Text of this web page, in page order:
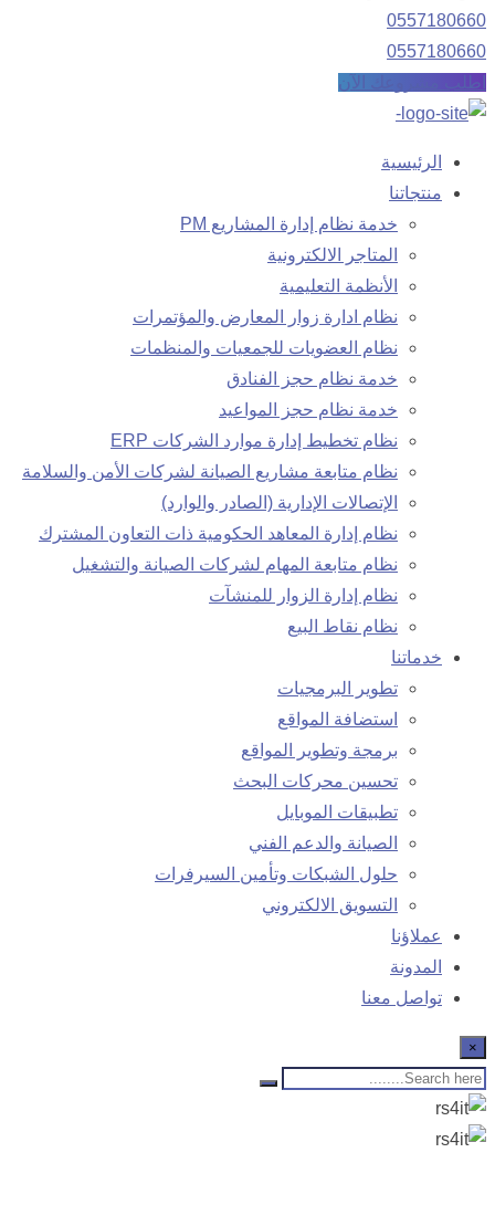
0557180660
0557180660
اطلب مشروعك الآن
الرئيسية
منتجاتنا
خدمة نظام إدارة المشاريع PM
المتاجر الالكترونية
الأنظمة التعليمية
نظام ادارة زوار المعارض والمؤتمرات
نظام العضويات للجمعيات والمنظمات
خدمة نظام حجز الفنادق
خدمة نظام حجز المواعيد
نظام تخطيط إدارة موارد الشركات ERP
نظام متابعة مشاريع الصيانة لشركات الأمن والسلامة
الإتصالات الإدارية (الصادر والوارد)
نظام إدارة المعاهد الحكومية ذات التعاون المشترك
نظام متابعة المهام لشركات الصيانة والتشغيل
نظام إدارة الزوار للمنشآت
نظام نقاط البيع
خدماتنا
تطوير البرمجيات
استضافة المواقع
برمجة وتطوير المواقع
تحسين محركات البحث
تطبيقات الموبايل
الصيانة والدعم الفني
حلول الشبكات وتأمين السيرفرات
التسويق الالكتروني
عملاؤنا
المدونة
تواصل معنا
×